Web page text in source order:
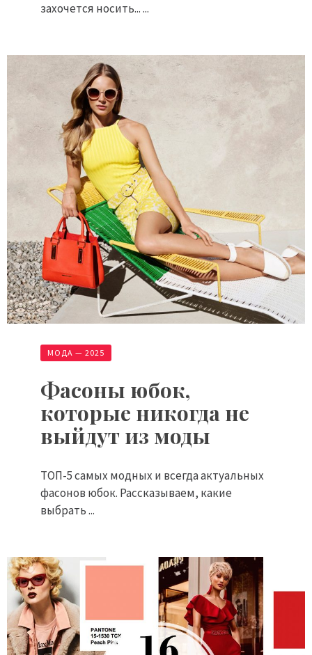
захочется носить... ...
МОДА — 2025
Фасоны юбок,
которые никогда не
выйдут из моды
ТОП-5 самых модных и всегда актуальных
фасонов юбок. Рассказываем, какие
выбрать ...